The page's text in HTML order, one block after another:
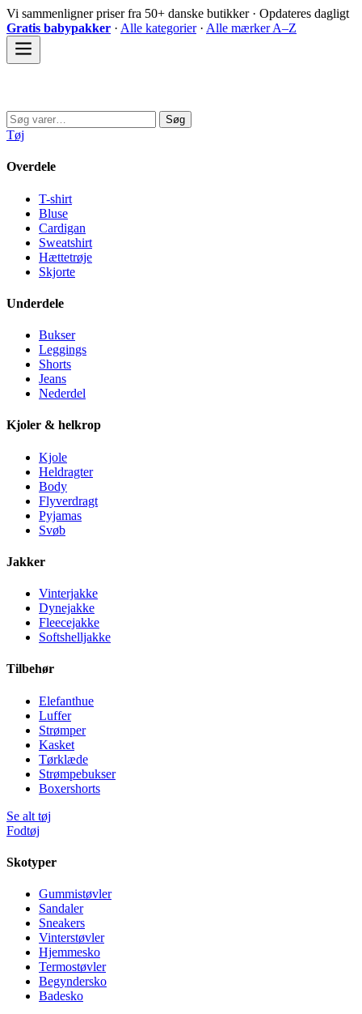
Spring
til
indhold
Vi sammenligner priser fra 50+ danske butikker · Opdateres dagligt
Gratis babypakker · Alle kategorier· Alle mærker A–Z
Søg
efter:
Søg
Tøj
Overdele
T-shirt
Bluse
Cardigan
Sweatshirt
Hættetrøje
Skjorte
Underdele
Bukser
Leggings
Shorts
Jeans
Nederdel
Kjoler & helkrop
Kjole
Heldragter
Body
Flyverdragt
Pyjamas
Svøb
Jakker
Vinterjakke
Dynejakke
Fleecejakke
Softshelljakke
Tilbehør
Elefanthue
Luffer
Strømper
Kasket
Tørklæde
Strømpebukser
Boxershorts
Se alt tøj
Fodtøj
Skotyper
Gummistøvler
Sandaler
Sneakers
Vinterstøvler
Hjemmesko
Termostøvler
Begyndersko
Badesko